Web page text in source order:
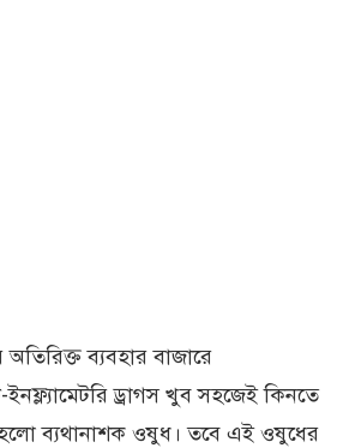
ব্যবহার বাজারে
ইনফ্ল্যামেটরি ড্রাগস খুব সহজেই কিনতে
ব্যথানাশক ওষুধ। তবে এই ওষুধের